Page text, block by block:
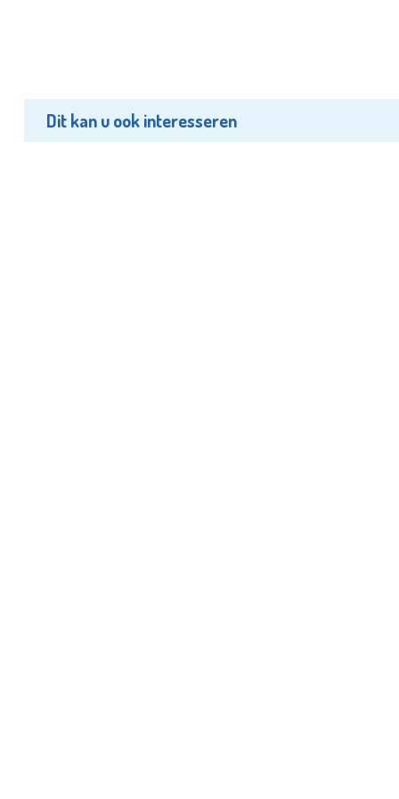
Dit kan u ook interesseren